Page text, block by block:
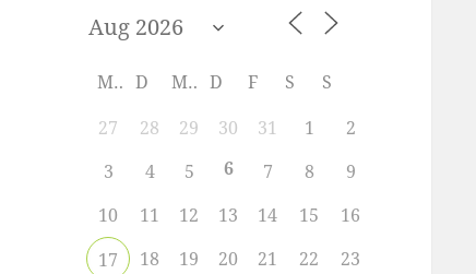
M D M D F S
S
27
28 29 30 31 1
2
3
4 5 6 7 8
9
10
11 12 13 14 15
16
17
18 19 20 21 22
23